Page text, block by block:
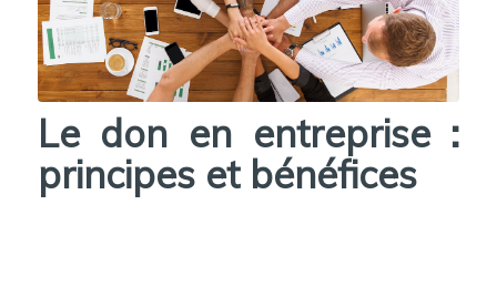
Le don en entreprise :
principes et bénéfices